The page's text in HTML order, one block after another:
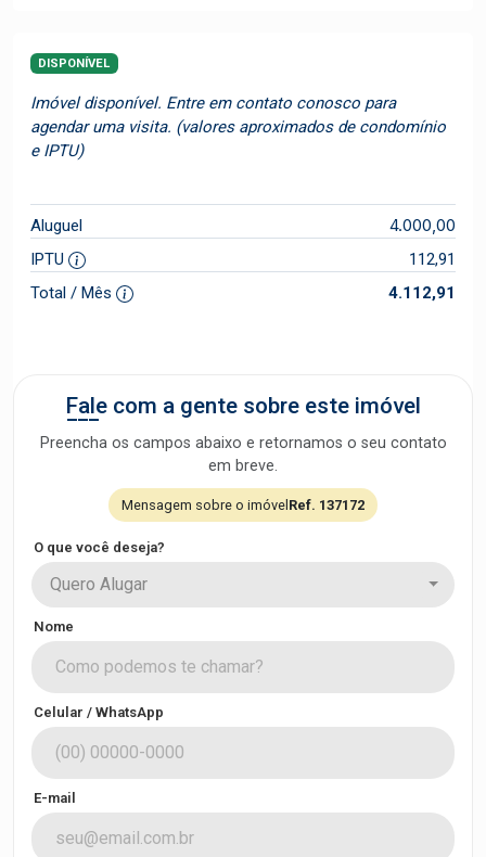
DISPONÍVEL
Imóvel disponível. Entre em contato conosco para
agendar uma visita. (valores aproximados de condomínio
e IPTU)
Aluguel 4.000,00
IPTU
112,91
Total / Mês
4.112,91
Fale com a gente sobre este imóvel
Preencha os campos abaixo e retornamos o seu contato
em breve.
Mensagem sobre o imóvel Ref. 137172
O que você deseja?
Quero Alugar
Nome
Celular / WhatsApp
E-mail